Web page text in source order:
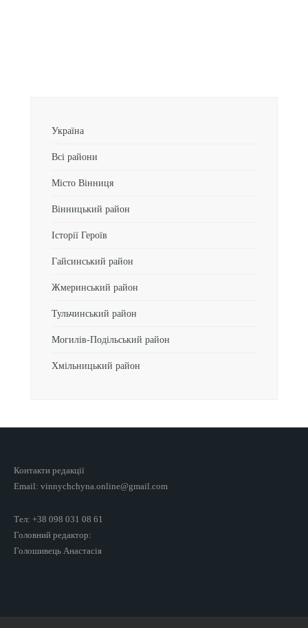
Україна
Всі райони
Місто Вінниця
Вінницький район
Історії Героїв
Гайсинський район
Жмеринський район
Тульчинський район
Могилів-Подільський район
Хмільницький район
Контакти редакції
Email: vinnychchyna.online@gmail.com
Тел: +38 098 031 08 61
Головний редактор:
Голошивець Анастасія